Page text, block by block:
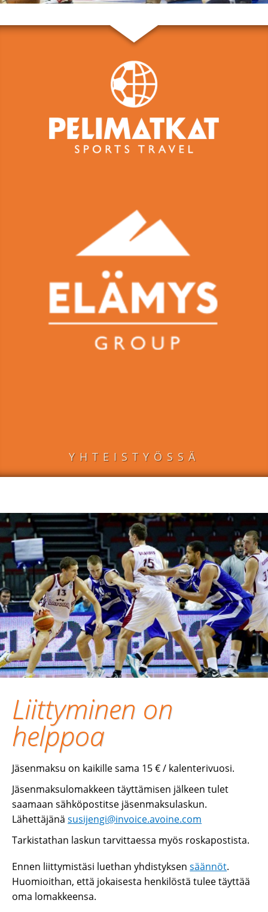
Liittyminen on
helppoa
Jäsenmaksu on kaikille sama 15 € / kalenterivuosi.
Jäsenmaksulomakkeen täyttämisen jälkeen tulet
saamaan sähköpostitse jäsenmaksulaskun.
Lähettäjänäsusijengi@invoice.avoine.com
Tarkistathan laskun tarvittaessa myös roskapostista.
Ennen liittymistäsi luethan yhdistyksensäännöt.
Huomioithan, että jokaisesta henkilöstä tulee täyttää
oma lomakkeensa.